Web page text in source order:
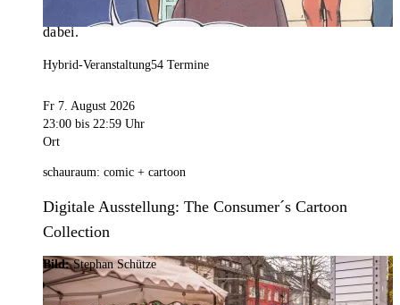
umfangreichste der Region. Hier ist für alle was
dabei.
Hybrid-Veranstaltung54 Termine
Fr 7. August 2026
23:00 bis 22:59 Uhr
Ort
schauraum: comic + cartoon
Digitale Ausstellung: The Consumer´s Cartoon
Collection
Bild:Stephan Schütze